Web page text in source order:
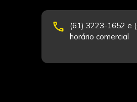
phone
(61) 3223-1652 e
horário comercial